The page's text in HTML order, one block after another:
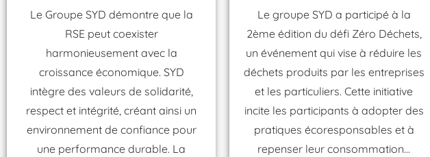
Le Groupe SYD démontre que la
RSE peut coexister
harmonieusement avec la
croissance économique. SYD
intègre des valeurs de solidarité,
respect et intégrité, créant ainsi un
environnement de confiance pour
une performance durable. La
Le groupe SYD a participé à la
2ème édition du défi Zéro Déchets,
un événement qui vise à réduire les
déchets produits par les entreprises
et les particuliers. Cette initiative
incite les participants à adopter des
pratiques écoresponsables et à
repenser leur consommation